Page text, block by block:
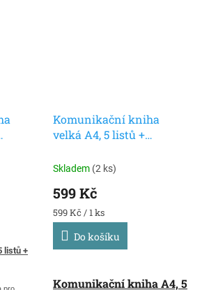
listů +
Komunikační kniha
velká A4, 5 listů +
zelená
Skladem (2 ks)
599 Kč
Měrná
cena:
599 Kč / 1 ks
Do košíku
Komunikační kniha A4, 5